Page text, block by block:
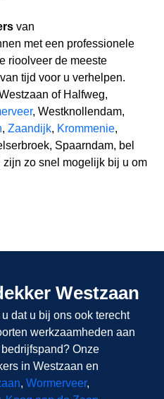
van
met een professionele
rioolveer de meeste
tijd voor u verhelpen.
of Halfweg,
, Westknollendam,
, Zaandijk, Krommenie,
Spaarndam, bel
zijn zo snel mogelijk bij u om
Westzaan
dat u bij ons ook terecht
werkzaamheden aan
Onze
in Westzaan en
, Wormerveer,